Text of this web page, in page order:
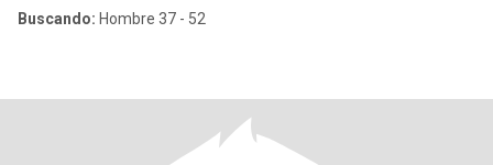
Buscando: Hombre 37 - 52